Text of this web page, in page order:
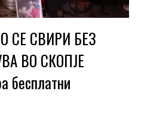
СЕ СВИРИ БЕЗ
ВО СКОПЈЕ
бесплатни